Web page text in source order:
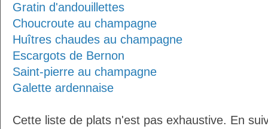
Gratin d'andouillettes
Choucroute au champagne
Huîtres chaudes au champagne
Escargots de Bernon
Saint-pierre au champagne
Galette ardennaise
Cette liste de plats n'est pas exhaustive. En